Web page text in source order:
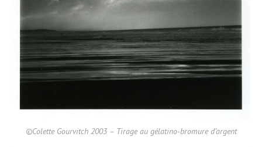
©Colette Gourvitch 2003 – Tirage au gélatino-bromure d’argent